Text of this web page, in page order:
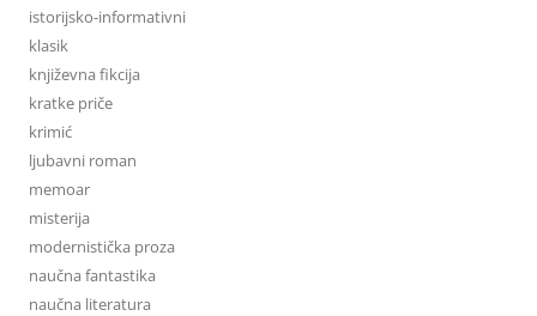
istorijsko-informativni
klasik
književna fikcija
kratke priče
krimić
ljubavni roman
memoar
misterija
modernistička proza
naučna fantastika
naučna literatura